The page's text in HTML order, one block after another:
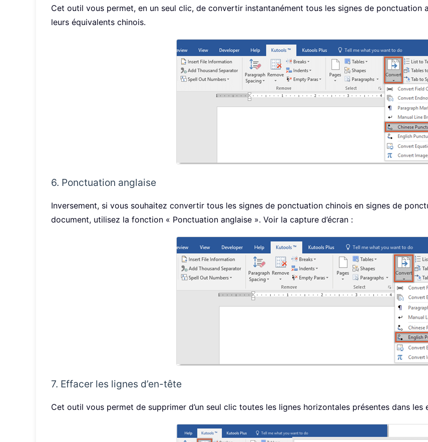
Cet outil vous permet, en un seul clic, de convertir instantanément tous les signes de ponctuation
leurs équivalents chinois.
6. Ponctuation anglaise
Inversement, si vous souhaitez convertir tous les signes de ponctuation chinois en signes de
document, utilisez la fonction « Ponctuation anglaise ». Voir la capture d’écran :
7. Effacer les lignes d’en-tête
Cet outil vous permet de supprimer d’un seul clic toutes les lignes horizontales présentes dans